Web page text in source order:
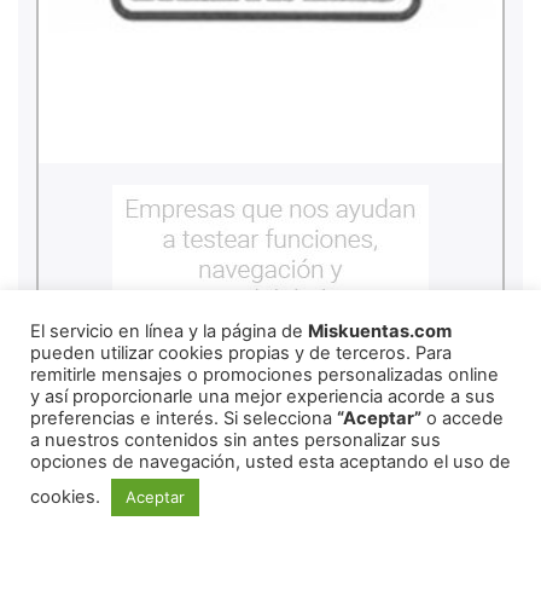
El servicio en línea y la página de Miskuentas.com
pueden utilizar cookies propias y de terceros. Para
remitirle mensajes o promociones personalizadas online
y así proporcionarle una mejor experiencia acorde a sus
preferencias e interés. Si selecciona “Aceptar” o accede
a nuestros contenidos sin antes personalizar sus
opciones de navegación, usted esta aceptando el uso de
cookies.
Aceptar